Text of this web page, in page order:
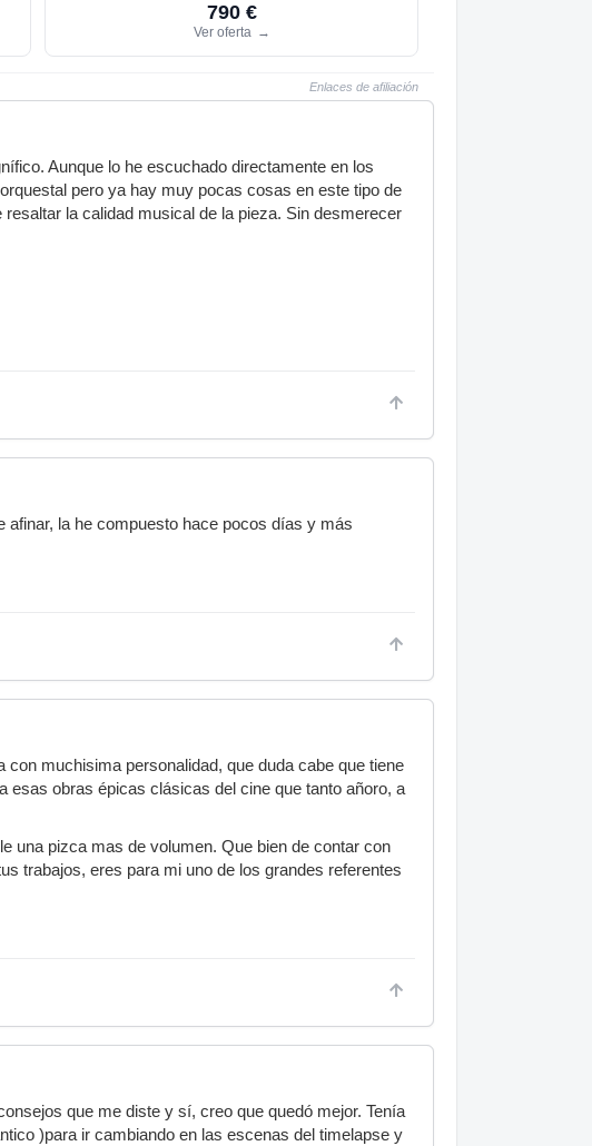
790 €
Ver oferta →
Enlaces de afiliación
Aunque lo he escuchado directamente en los
pero ya hay muy pocas cosas en este tipo de
la calidad musical de la pieza. Sin desmerecer
la he compuesto hace pocos días y más
muchisima personalidad, que duda cabe que tiene
esas obras épicas clásicas del cine que tanto añoro, a
una pizca mas de volumen. Que bien de contar con
trabajos, eres para mi uno de los grandes referentes
que me diste y sí, creo que quedó mejor. Tenía
)para ir cambiando en las escenas del timelapse y